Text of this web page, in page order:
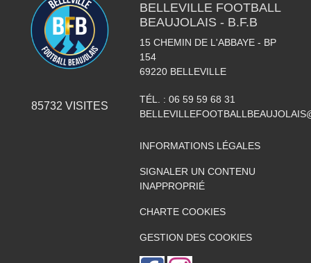
85732 VISITES
BELLEVILLE FOOTBALL
BEAUJOLAIS - B.F.B
15 CHEMIN DE L'ABBAYE - BP
154
69220 BELLEVILLE
TÉL. : 06 59 59 68 31
INFORMATIONS LÉGALES
SIGNALER UN CONTENU
INAPPROPRIÉ
CHARTE COOKIES
GESTION DES COOKIES